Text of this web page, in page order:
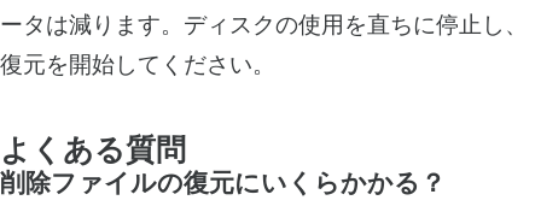
ータは減ります。ディスクの使用を直ちに停止し、
復元を開始してください。
よくある質問
削除ファイルの復元にいくらかかる？